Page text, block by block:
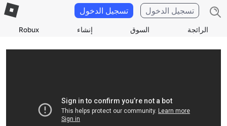
الرائجة السوق إنشاء Robux
تسجيل الدخول تسجيل الدخول